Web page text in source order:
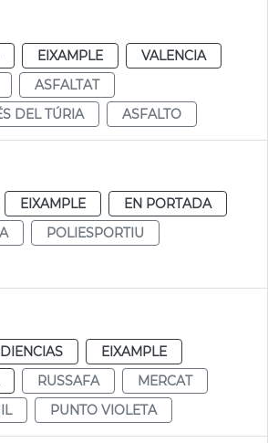
EIXAMPLE
VALENCIA
ASFALTAT
DEL TÚRIA ASFALTO
EIXAMPLE
EN PORTADA
POLIESPORTIU
EIXAMPLE
RUSSAFA
MERCAT
PUNTO VIOLETA